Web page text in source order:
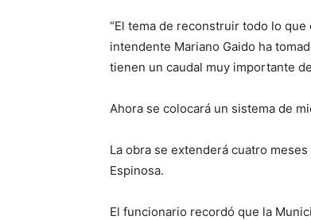
“El tema de reconstruir todo lo
intendente Mariano Gaido ha
tienen un caudal muy importante
Ahora se colocará un sistema de
La obra se extenderá cuatro
Espinosa.
El funcionario recordó que la